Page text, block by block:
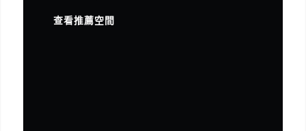
查看推薦空間